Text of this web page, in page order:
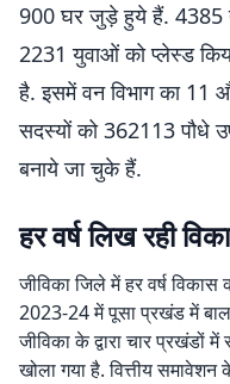
900 घर जुड़े हुये हैं. 4385
2231 युवाओं को प्लेस्ड किया
है. इसमें वन विभाग का 11
सदस्यों को 362113 पौधे
बनाये जा चुके हैं.
हर वर्ष लिख रही
जीविका जिले में हर वर्ष विकास
2023-24 में पूसा प्रखंड में
जीविका के द्वारा चार प्रखंडों
खोला गया है. वित्तीय